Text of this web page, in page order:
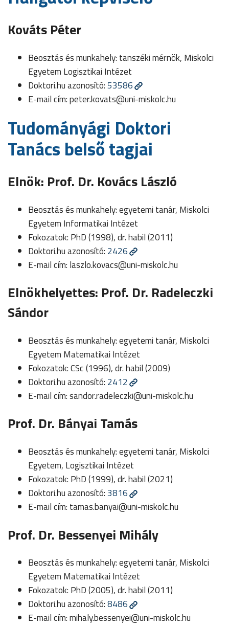
Kováts Péter
Beosztás és munkahely: tanszéki mérnök, Miskolci
Egyetem Logisztikai Intézet
Doktori.hu azonosító:53586
E-mail cím:peter.kovats@uni-miskolc.hu
Tudományági Doktori
Tanács belső tagjai
Elnök: Prof. Dr. Kovács László
Beosztás és munkahely: egyetemi tanár, Miskolci
Egyetem Informatikai Intézet
Fokozatok: PhD (1998), dr. habil (2011)
Doktori.hu azonosító: 2426
E-mail cím: laszlo.kovacs@uni-miskolc.hu
Elnökhelyettes: Prof. Dr. Radeleczki
Sándor
Beosztás és munkahely: egyetemi tanár, Miskolci
Egyetem Matematikai Intézet
Fokozatok: CSc (1996), dr. habil (2009)
Doktori.hu azonosító: 2412
E-mail cím:sandor.radeleczki@uni-miskolc.hu
Prof. Dr. Bányai Tamás
Beosztás és munkahely: egyetemi tanár, Miskolci
Egyetem, Logisztikai Intézet
Fokozatok: PhD (1999), dr. habil (2021)
Doktori.hu azonosító: 3816
E-mail cím: tamas.banyai@uni-miskolc.hu
Prof. Dr. Bessenyei Mihály
Beosztás és munkahely: egyetemi tanár, Miskolci
Egyetem Matematikai Intézet
Fokozatok: PhD (2005), dr. habil (2011)
Doktori.hu azonosító:8486
E-mail cím:mihaly.bessenyei@uni-miskolc.hu